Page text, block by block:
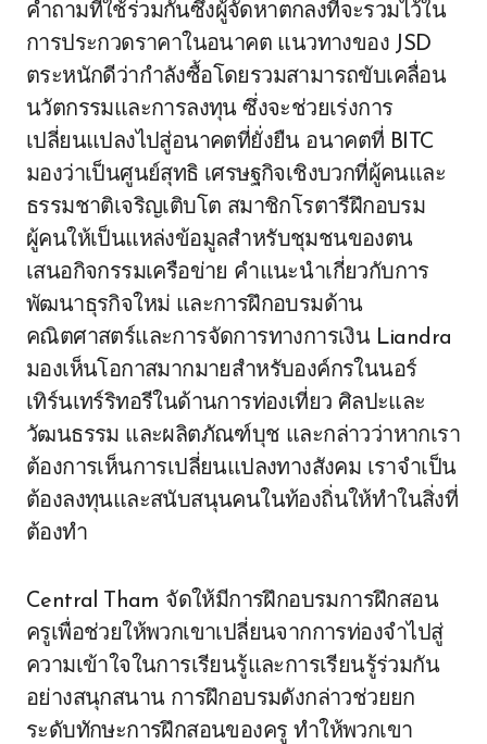
คำถามที่ใช้ร่วมกันซึ่งผู้จัดหาตกลงที่จะรวมไว้ใน
การประกวดราคาในอนาคต แนวทางของ JSD
ตระหนักดีว่ากำลังซื้อโดยรวมสามารถขับเคลื่อน
นวัตกรรมและการลงทุน ซึ่งจะช่วยเร่งการ
เปลี่ยนแปลงไปสู่อนาคตที่ยั่งยืน อนาคตที่ BITC
มองว่าเป็นศูนย์สุทธิ เศรษฐกิจเชิงบวกที่ผู้คนและ
ธรรมชาติเจริญเติบโต สมาชิกโรตารีฝึกอบรม
ผู้คนให้เป็นแหล่งข้อมูลสำหรับชุมชนของตน
เสนอกิจกรรมเครือข่าย คำแนะนำเกี่ยวกับการ
พัฒนาธุรกิจใหม่ และการฝึกอบรมด้าน
คณิตศาสตร์และการจัดการทางการเงิน Liandra
มองเห็นโอกาสมากมายสำหรับองค์กรในนอร์
เทิร์นเทร์ริทอรีในด้านการท่องเที่ยว ศิลปะและ
วัฒนธรรม และผลิตภัณฑ์บุช และกล่าวว่าหากเรา
ต้องการเห็นการเปลี่ยนแปลงทางสังคม เราจำเป็น
ต้องลงทุนและสนับสนุนคนในท้องถิ่นให้ทำในสิ่งที่
ต้องทำ
Central Tham จัดให้มีการฝึกอบรมการฝึกสอน
ครูเพื่อช่วยให้พวกเขาเปลี่ยนจากการท่องจำไปสู่
ความเข้าใจในการเรียนรู้และการเรียนรู้ร่วมกัน
อย่างสนุกสนาน การฝึกอบรมดังกล่าวช่วยยก
ระดับทักษะการฝึกสอนของครู ทำให้พวกเขา